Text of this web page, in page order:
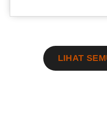
LIHAT